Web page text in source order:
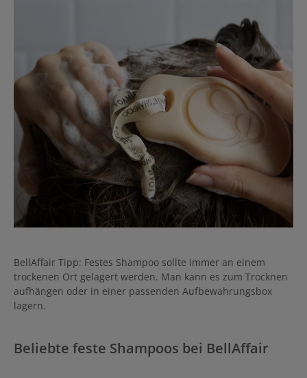
BellAffair Tipp: Festes Shampoo sollte immer an einem
trockenen Ort gelagert werden. Man kann es zum Trocknen
aufhängen oder in einer passenden Aufbewahrungsbox
lagern.
Beliebte feste Shampoos bei BellAffair